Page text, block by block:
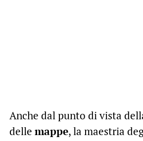
Anche dal punto di vista
delle mappe, la maestria